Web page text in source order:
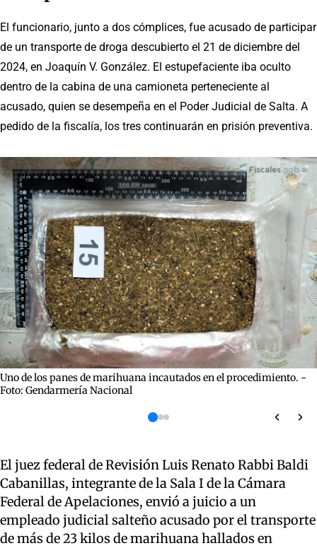
El funcionario, junto a dos cómplices, fue acusado de participar
de un transporte de droga descubierto el 21 de diciembre del
2024, en Joaquín V. González. El estupefaciente iba oculto
dentro de la cabina de una camioneta perteneciente al
acusado, quien se desempeña en el Poder Judicial de Salta. A
pedido de la fiscalía, los tres continuarán en prisión preventiva.
Uno de los panes de marihuana incautados en el procedimiento. -
Foto: Gendarmería Nacional
El juez federal de Revisión Luis Renato Rabbi Baldi
Cabanillas, integrante de la Sala I de la Cámara
Federal de Apelaciones, envió a juicio a un
empleado judicial salteño acusado por el transporte
de más de 23 kilos de marihuana hallados en